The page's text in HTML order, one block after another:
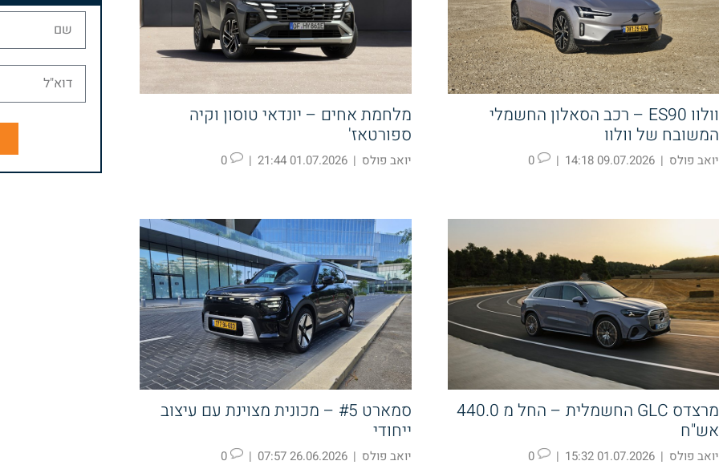
וולוו ES90 – רכב הסאלון החשמלי
המשובח של וולוו
יואב פולס |
09.07.2026 14:18
|
מלחמת אחים – יונדאי טוסון וקיה
ספורטאז'
יואב פולס |
01.07.2026 21:44
|
0
מרצדס GLC החשמלית – החל מ 440.0
אש"ח
יואב פולס |
01.07.2026 15:32
|
סמארט #5 – מכונית מצוינת עם עיצוב
ייחודי
יואב פולס |
26.06.2026 07:57
|
0